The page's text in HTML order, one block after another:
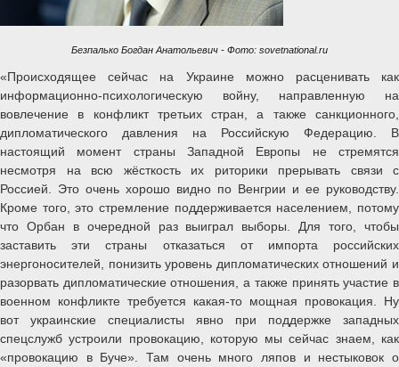
Безпалько Богдан Анатольевич - Фото: sovetnational.ru
«Происходящее сейчас на Украине можно расценивать как
информационно-психологическую войну, направленную на
вовлечение в конфликт третьих стран, а также санкционного,
дипломатического давления на Российскую Федерацию. В
настоящий момент страны Западной Европы не стремятся
несмотря на всю жёсткость их риторики прерывать связи с
Россией. Это очень хорошо видно по Венгрии и ее руководству.
Кроме того, это стремление поддерживается населением, потому
что Орбан в очередной раз выиграл выборы. Для того, чтобы
заставить эти страны отказаться от импорта российских
энергоносителей, понизить уровень дипломатических отношений и
разорвать дипломатические отношения, а также принять участие в
военном конфликте требуется какая-то мощная провокация. Ну
вот украинские специалисты явно при поддержке западных
спецслужб устроили провокацию, которую мы сейчас знаем, как
«провокацию в Буче». Там очень много ляпов и нестыковок о